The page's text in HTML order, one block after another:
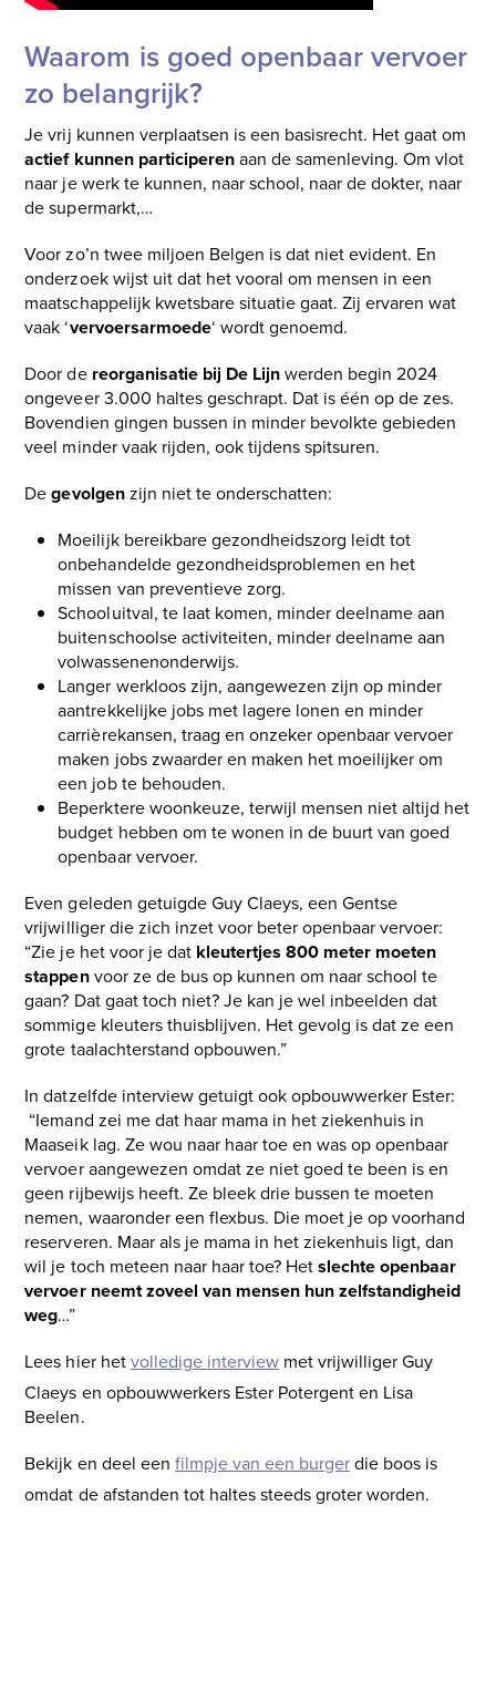
Waarom is goed openbaar vervoer
zo belangrijk?
Je vrij kunnen verplaatsen is een basisrecht. Het gaat om
actief kunnen participerenaan de samenleving. Om vlot
naar je werk te kunnen, naar school, naar de dokter, naar
de supermarkt,…
Voor zo’n twee miljoen Belgen is dat niet evident. En
onderzoek wijst uit dat het vooral om mensen in een
maatschappelijk kwetsbare situatie gaat. Zij ervaren wat
vaak ‘vervoersarmoede‘ wordt genoemd.
Door de reorganisatie bij De Lijnwerden begin 2024
ongeveer 3.000 haltes geschrapt. Dat is één op de zes.
Bovendien gingen bussen in minder bevolkte gebieden
veel minder vaak rijden, ook tijdens spitsuren.
Degevolgenzijn niet te onderschatten:
Moeilijk bereikbare gezondheidszorg leidt tot
onbehandelde gezondheidsproblemen en het
missen van preventieve zorg.
Schooluitval, te laat komen, minder deelname aan
buitenschoolse activiteiten, minder deelname aan
volwassenenonderwijs.
Langer werkloos zijn, aangewezen zijn op minder
aantrekkelijke jobs met lagere lonen en minder
carrièrekansen, traag en onzeker openbaar vervoer
maken jobs zwaarder en maken het moeilijker om
een job te behouden.
Beperktere woonkeuze, terwijl mensen niet altijd het
budget hebben om te wonen in de buurt van goed
openbaar vervoer.
Even geleden getuigde Guy Claeys, een Gentse
vrijwilliger die zich inzet voor beter openbaar vervoer:
“Zie je het voor je dat kleutertjes 800 meter moeten
stappenvoor ze de bus op kunnen om naar school te
gaan? Dat gaat toch niet? Je kan je wel inbeelden dat
sommige kleuters thuisblijven. Het gevolg is dat ze een
grote taalachterstand opbouwen.”
In datzelfde interview getuigt ook opbouwwerker Ester:
“Iemand zei me dat haar mama in het ziekenhuis in
Maaseik lag. Ze wou naar haar toe en was op openbaar
vervoer aangewezen omdat ze niet goed te been is en
geen rijbewijs heeft. Ze bleek drie bussen te moeten
nemen, waaronder een flexbus. Die moet je op voorhand
reserveren. Maar als je mama in het ziekenhuis ligt, dan
wil je toch meteen naar haar toe? Hetslechte openbaar
vervoer neemt zoveel van mensen hun zelfstandigheid
weg…”
Lees hier hetvolledige interviewmet vrijwilliger Guy
Claeys en opbouwwerkers Ester Potergent en Lisa
Beelen.
Bekijk en deel een filmpje van een burgerdie boos is
omdat de afstanden tot haltes steeds groter worden.